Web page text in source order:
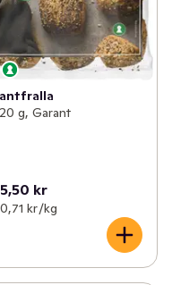
g, Garant
kr
kr /kg